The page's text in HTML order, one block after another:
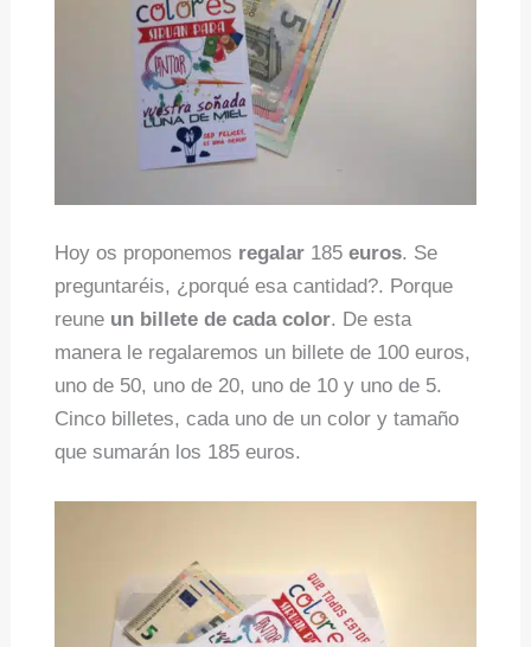
Hoy os proponemos regalar185 euros. Se
preguntaréis, ¿porqué esa cantidad?. Porque
reune un billete de cada color. De esta
manera le regalaremos un billete de 100 euros,
uno de 50, uno de 20, uno de 10 y uno de 5.
Cinco billetes, cada uno de un color y tamaño
que sumarán los 185 euros.